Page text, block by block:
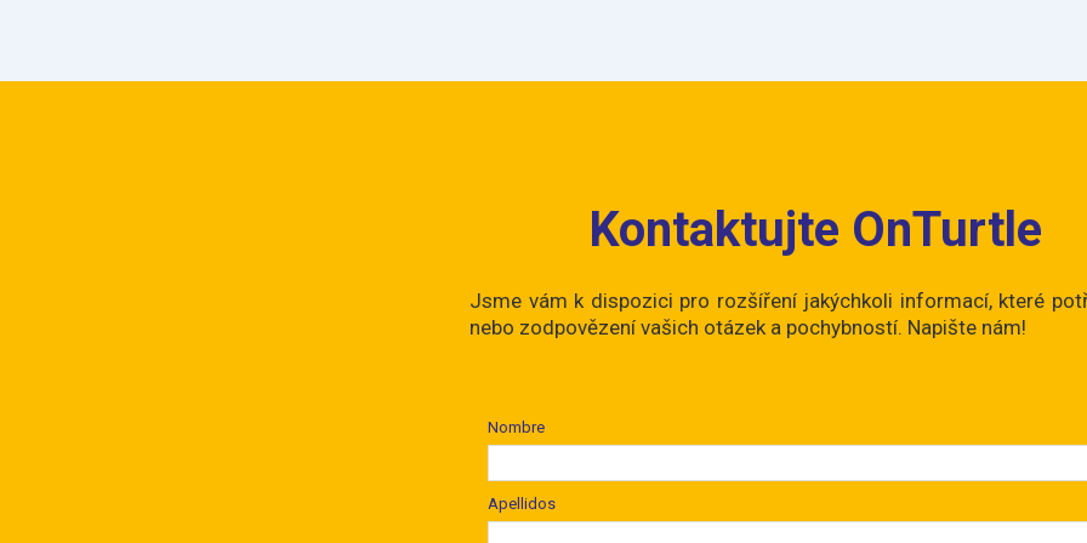
Kontaktujte OnTurtle
Jsme vám k dispozici pro rozšíření jakýchkoli informací, které
nebo zodpovězení vašich otázek a pochybností. Napište nám!